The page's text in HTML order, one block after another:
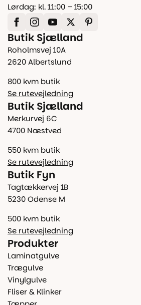
Lørdag: kl. 11:00 – 15:00
Butik Sjælland
Roholmsvej 10A
2620 Albertslund
800 kvm butik
Se rutevejledning
Butik Sjælland
Merkurvej 6C
4700 Næstved
550 kvm butik
Se rutevejledning
Butik Fyn
Tagtækkervej 1B
5230 Odense M
500 kvm butik
Se rutevejledning
Produkter
Laminatgulve
Trægulve
Vinylgulve
Fliser & Klinker